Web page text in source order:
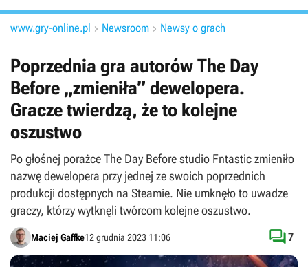
www.gry-online.pl  Newsroom  Newsy o grach
Poprzednia gra autorów The Day
Before „zmieniła” dewelopera.
Gracze twierdzą, że to kolejne
oszustwo
Po głośnej porażce The Day Before studio Fntastic zmieniło
nazwę dewelopera przy jednej ze swoich poprzednich
produkcji dostępnych na Steamie. Nie umknęło to uwadze
graczy, którzy wytknęli twórcom kolejne oszustwo.
Maciej Gaffke12 grudnia 2023 11:06 7